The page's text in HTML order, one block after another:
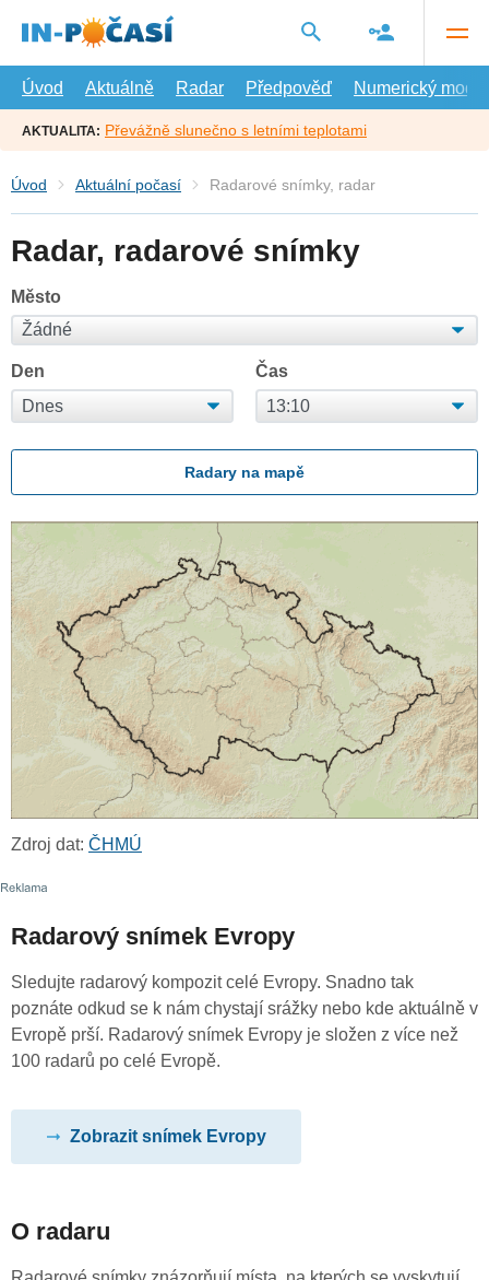
hlavní
Úvod
Aktuálně Radar Předpověď Numerický model
AKTUALITA: Převážně slunečno s letními teplotami
Úvod Aktuální počasí Radarové snímky, radar
Radar, radarové snímky
Město
Den Čas
Radary na mapě
Zdroj dat: ČHMÚ
Radarový snímek Evropy
Sledujte radarový kompozit celé Evropy. Snadno tak
poznáte odkud se k nám chystají srážky nebo kde aktuálně v
Evropě prší. Radarový snímek Evropy je složen z více než
100 radarů po celé Evropě.
Zobrazit snímek Evropy
O radaru